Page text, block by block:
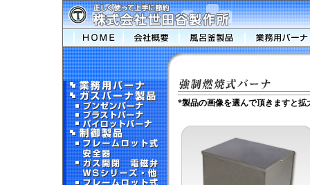
*製品の画像を選んで頂きますと拡